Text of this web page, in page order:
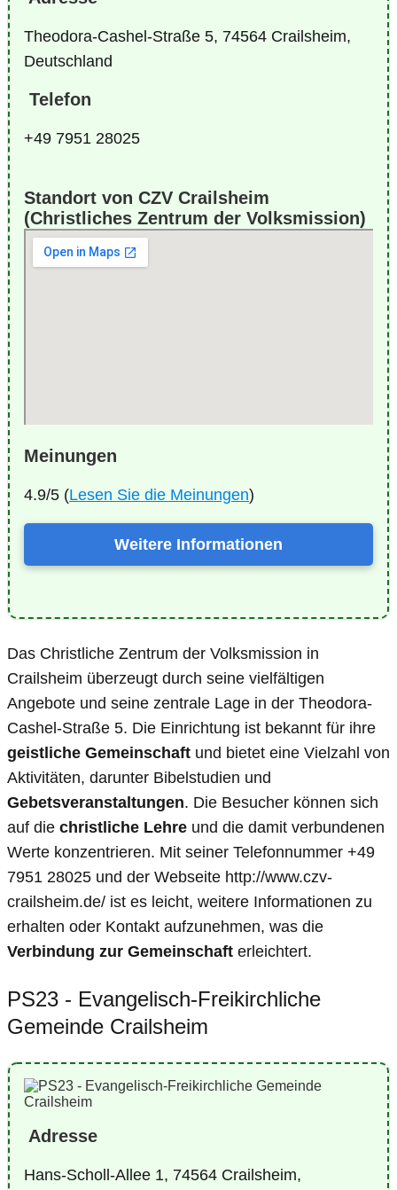
Theodora-Cashel-Straße 5, 74564 Crailsheim,
Deutschland
Telefon
+49 7951 28025
Standort von CZV Crailsheim
(Christliches Zentrum der Volksmission)
Meinungen
4.9/5 (Lesen Sie die Meinungen)
Weitere Informationen
Das Christliche Zentrum der Volksmission in
Crailsheim überzeugt durch seine vielfältigen
Angebote und seine zentrale Lage in der Theodora-
Cashel-Straße 5. Die Einrichtung ist bekannt für ihre
geistliche Gemeinschaft und bietet eine Vielzahl von
Aktivitäten, darunter Bibelstudien und
Gebetsveranstaltungen. Die Besucher können sich
auf die christliche Lehre und die damit verbundenen
Werte konzentrieren. Mit seiner Telefonnummer +49
7951 28025 und der Webseite http://www.czv-
crailsheim.de/ ist es leicht, weitere Informationen zu
erhalten oder Kontakt aufzunehmen, was die
Verbindung zur Gemeinschaft erleichtert.
PS23 - Evangelisch-Freikirchliche
Gemeinde Crailsheim
Adresse
Hans-Scholl-Allee 1, 74564 Crailsheim,